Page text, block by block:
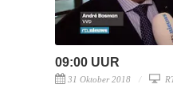
09:00 UUR
31 Oktober 2018